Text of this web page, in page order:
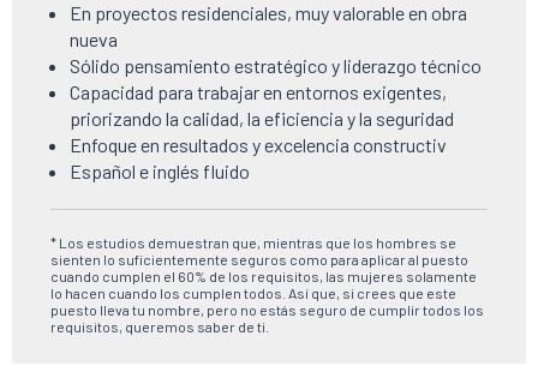
En proyectos residenciales, muy valorable en obra
nueva
Sólido pensamiento estratégico y liderazgo técnico
Capacidad para trabajar en entornos exigentes,
priorizando la calidad, la eficiencia y la seguridad
Enfoque en resultados y excelencia constructiv
Español e inglés fluido
* Los estudios demuestran que, mientras que los hombres se
sienten lo suficientemente seguros como para aplicar al puesto
cuando cumplen el 60% de los requisitos, las mujeres solamente
lo hacen cuando los cumplen todos. Así que, si crees que este
puesto lleva tu nombre, pero no estás seguro de cumplir todos los
requisitos, queremos saber de ti.